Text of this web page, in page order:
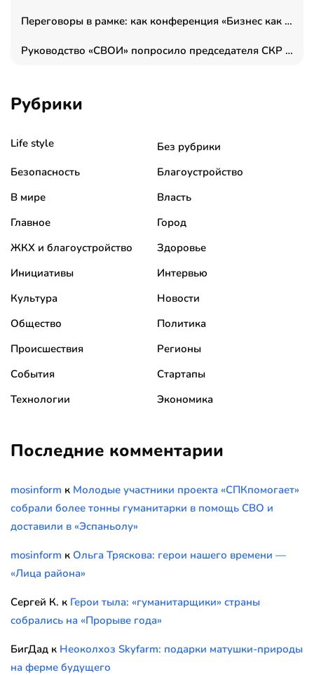
Переговоры в рамке: как конференция «Бизнес как искусство» переформатирует деловой этикет в стенах ТПП РФ
Руководство «СВОИ» попросило председателя СКР дать правовую оценку обысков в тыловом штабе
Рубрики
Life style
Без рубрики
Безопасность
Благоустройство
В мире
Власть
Главное
Город
ЖКХ и благоустройство
Здоровье
Инициативы
Интервью
Культура
Новости
Общество
Политика
Происшествия
Регионы
События
Стартапы
Технологии
Экономика
Последние комментарии
mosinform к Молодые участники проекта «СПКпомогает»
собрали более тонны гуманитарки в помощь СВО и
доставили в «Эспаньолу»
mosinform к Ольга Тряскова: герои нашего времени —
«Лица района»
Сергей К. к Герои тыла: «гуманитарщики» страны
собрались на «Прорыве года»
БигДад к Неоколхоз Skyfarm: подарки матушки-природы
на ферме будущего